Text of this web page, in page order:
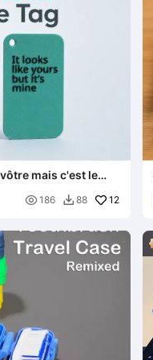
mais c'est le
 186  88 12